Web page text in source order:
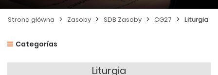
Strona główna > Zasoby > SDB Zasoby > CG27 > Liturgia
Categorías
Liturgia